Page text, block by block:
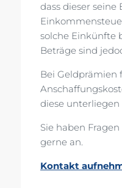
dass dieser
solche Einkünfte
Beträge sind
Bei Geldprämien
diese
Sie haben
gerne an.
Kontakt